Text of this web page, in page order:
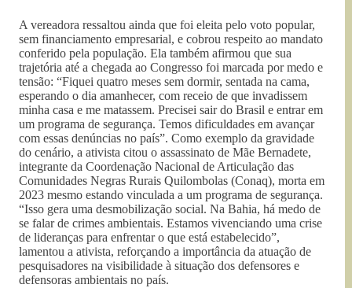
A vereadora ressaltou ainda que foi eleita pelo voto popular,
sem financiamento empresarial, e cobrou respeito ao mandato
conferido pela população. Ela também afirmou que sua
trajetória até a chegada ao Congresso foi marcada por medo e
tensão: “Fiquei quatro meses sem dormir, sentada na cama,
esperando o dia amanhecer, com receio de que invadissem
minha casa e me matassem. Precisei sair do Brasil e entrar em
um programa de segurança. Temos dificuldades em avançar
com essas denúncias no país”. Como exemplo da gravidade
do cenário, a ativista citou o assassinato de Mãe Bernadete,
integrante da Coordenação Nacional de Articulação das
Comunidades Negras Rurais Quilombolas (Conaq), morta em
2023 mesmo estando vinculada a um programa de segurança.
“Isso gera uma desmobilização social. Na Bahia, há medo de
se falar de crimes ambientais. Estamos vivenciando uma crise
de lideranças para enfrentar o que está estabelecido”,
lamentou a ativista, reforçando a importância da atuação de
pesquisadores na visibilidade à situação dos defensores e
defensoras ambientais no país.